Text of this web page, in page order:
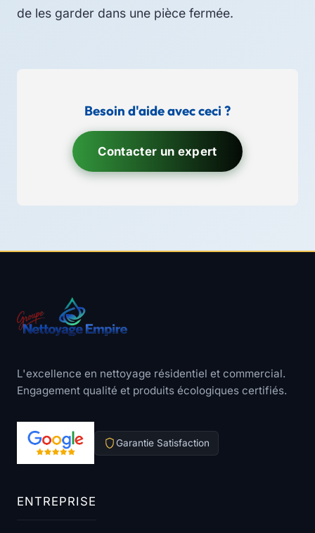
de les garder dans une pièce fermée.
Besoin d'aide avec ceci ?
Contacter un expert
L'excellence en nettoyage résidentiel et commercial.
Engagement qualité et produits écologiques certifiés.
Garantie Satisfaction
ENTREPRISE